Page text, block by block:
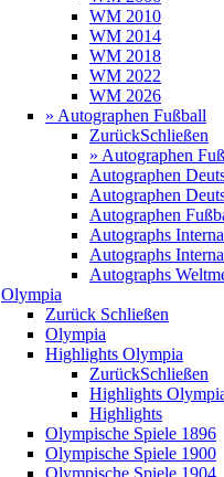
WM 2010
WM 2014
WM 2018
WM 2022
WM 2026
» Autographen Fußball
ZurückSchließen
» Autographen
Autographen
Autographen
Autographen
Autographs
Autographs
Autographs
Olympia
Zurück Schließen
Olympia
Highlights Olympia
ZurückSchließen
Highlights
Highlights
Olympische Spiele 1896
Olympische Spiele 1900
Olympische Spiele 1904